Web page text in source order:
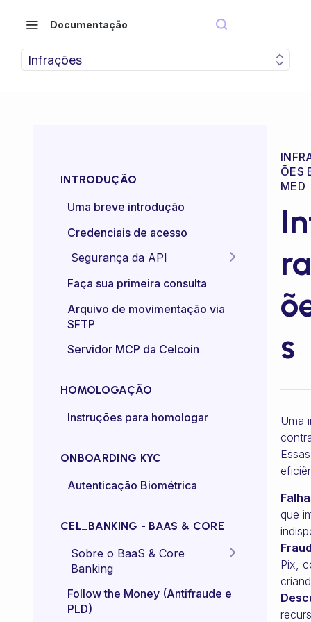
Documentação
Infrações
INTRODUÇÃO
Uma breve introdução
Credenciais de acesso
Segurança da API
Idempotência das APIs
Certificado mTLS
control)
Faça sua primeira consulta
Arquivo de movimentação via
SFTP
Servidor MCP da Celcoin
HOMOLOGAÇÃO
Instruções para homologar
ONBOARDING KYC
Autenticação Biométrica
CEL_BANKING - BAAS & CORE
Sobre o BaaS & Core
Banking
FAQs
Follow the Money (Antifraude e
PLD)
ÕES
MED
s
Uma
que
Pix,